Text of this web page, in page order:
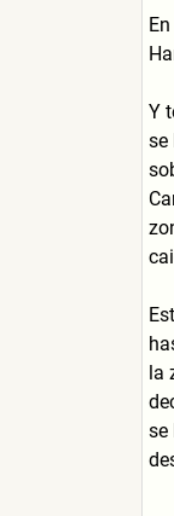
Y
se
la
se